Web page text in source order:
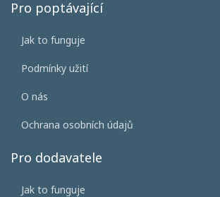
Pro poptávající
Jak to funguje
Podmínky užití
O nás
Ochrana osobních údajů
Pro dodavatele
Jak to funguje